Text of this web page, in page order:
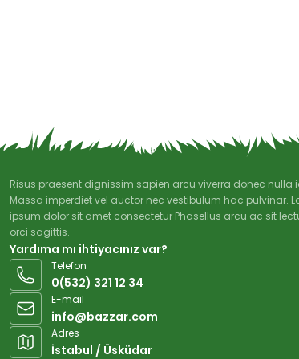
Risus praesent dignissim sapien arcu viverra donec nulla
Massa imperdiet vel auctor nec vestibulum hac pulvinar.
ipsum dolor sit amet consectetur Phasellus arcu ac sit
orci sagittis.
Yardıma mı ihtiyacınız var?
Telefon
0(532) 321 12 34
E-mail
info@bazzar.com
Adres
İstabul / Üsküdar